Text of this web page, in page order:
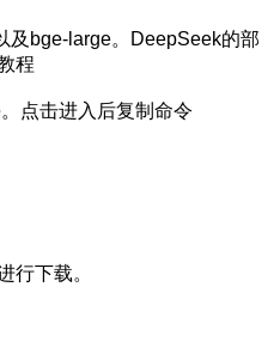
及bge-large。DeepSeek的部
程
点击进入后复制命令
行下载。